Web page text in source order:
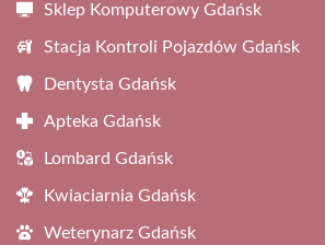
Sklep Komputerowy Gdańsk
Stacja Kontroli Pojazdów Gdańsk
Dentysta Gdańsk
Apteka Gdańsk
Lombard Gdańsk
Kwiaciarnia Gdańsk
Weterynarz Gdańsk